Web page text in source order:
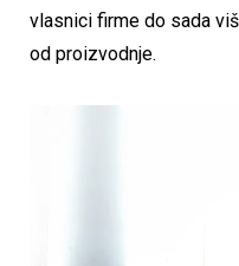
vlasnici firme do sada
od proizvodnje.